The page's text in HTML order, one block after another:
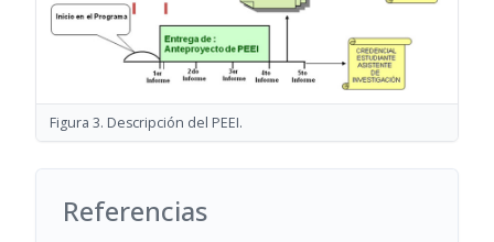
Figura 3. Descripción del PEEI.
Referencias